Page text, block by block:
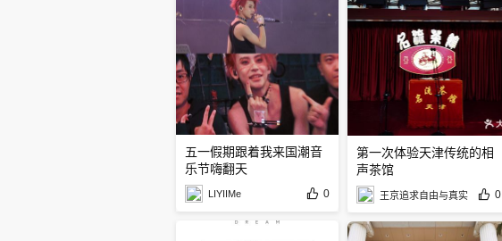
五一假期跟着我来国潮音
乐节嗨翻天
LIYIIMe 0
第一次体验天津传统的相
声茶馆
王京追求自由与真实 0